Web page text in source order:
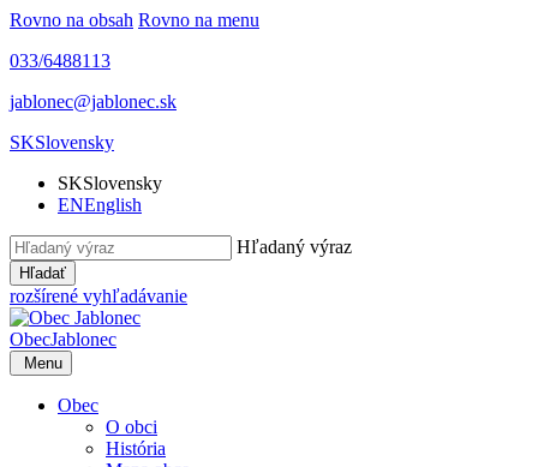
Rovno na obsah Rovno na menu
033/6488113
jablonec@jablonec.sk
SKSlovensky
SKSlovensky
ENEnglish
Hľadaný výraz
Hľadať
rozšírené vyhľadávanie
ObecJablonec
Menu
Obec
O obci
História